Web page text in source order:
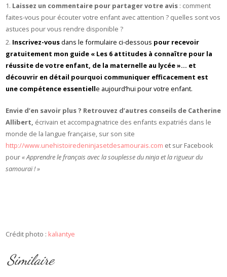
Laissez un commentaire pour partager votre avis : comment
faites-vous pour écouter votre enfant avec attention ? quelles sont vos
astuces pour vous rendre disponible ?
Inscrivez-vousdans le formulaire ci-dessous pour recevoir
gratuitement mon guide « Les 6 attitudes à connaître pour la
réussite de votre enfant, de la maternelle au lycée »… et
découvrir en détail pourquoi communiquer efficacement est
une compétence essentielle aujourd’hui pour votre enfant.
Envie d’en savoir plus ? Retrouvez d’autres conseils de Catherine
Allibert, écrivain et accompagnatrice des enfants expatriés dans le
monde de la langue française, sur son site
http://www.unehistoiredeninjasetdesamourais.com et sur Facebook
pour« Apprendre le français avec la souplesse du ninja et la rigueur du
samouraï !»
Crédit photo : kaliantye
Similaire